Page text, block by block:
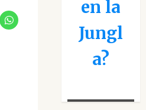
en la
Jungl
a?